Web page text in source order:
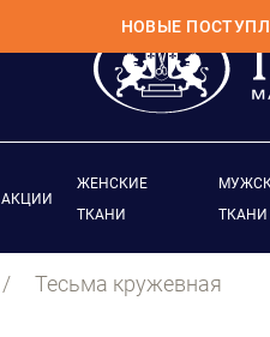
НОВЫЕ
АКЦИИ
ЖЕНСКИЕ
ТКАНИ
ТКАНИ
Тесьма кружевная